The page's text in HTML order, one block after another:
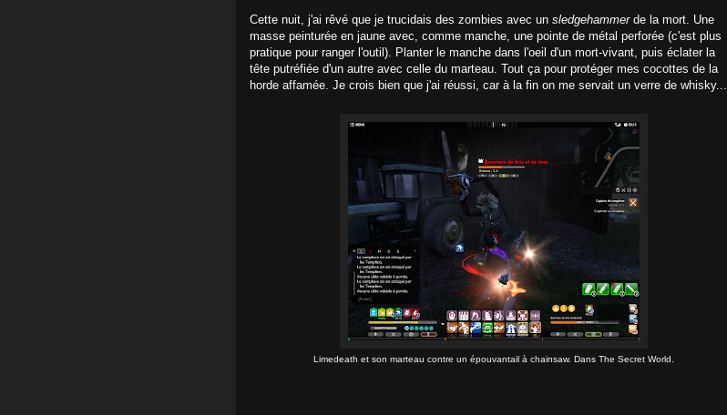
Cette nuit, j'ai rêvé que je trucidais des zombies avec un sledgehammer de la mort. Une
masse peinturée en jaune avec, comme manche, une pointe de métal perforée (c'est plus
pratique pour ranger l'outil). Planter le manche dans l'oeil d'un mort-vivant, puis éclater la
tête putréfiée d'un autre avec celle du marteau. Tout ça pour protéger mes cocottes de la
horde affamée. Je crois bien que j'ai réussi, car à la fin on me servait un verre de whisky...
Limedeath et son marteau contre un épouvantail à chainsaw. Dans The Secret World.